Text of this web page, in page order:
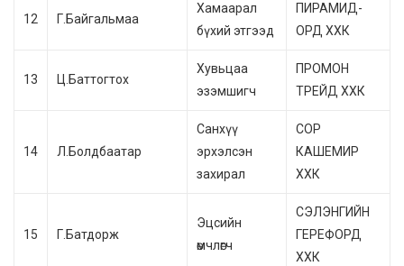
12 Г.Байгальмаа
Хамаарал
бүхий этгээд
ПИРАМИД-
ОРД ХХК
13 Ц.Баттогтох
Хувьцаа
эзэмшигч
ПРОМОН
ТРЕЙД ХХК
14 Л.Болдбаатар
Санхүү
эрхэлсэн
захирал
СОР
КАШЕМИР
ХХК
15 Г.Батдорж
Эцсийн
өмчлөгч
СЭЛЭНГИЙН
ГЕРЕФОРД
ХХК